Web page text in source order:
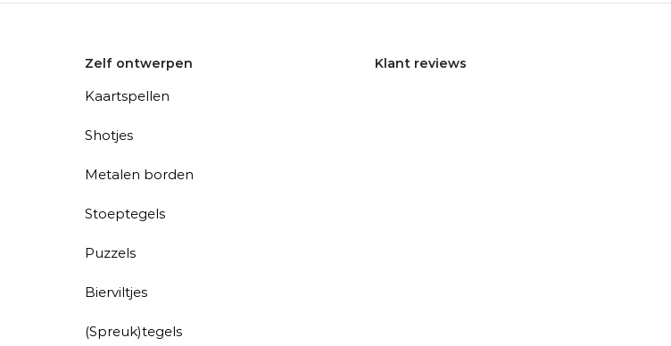
Zelf ontwerpen
Kaartspellen
Shotjes
Metalen borden
Stoeptegels
Puzzels
Bierviltjes
(Spreuk)tegels
Klant reviews